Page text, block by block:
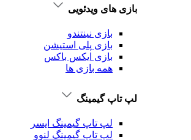
بازی های ویدئویی
بازی نینتندو
بازی پلی استیشن
بازی ایکس باکس
همه بازی ها
لپ تاپ گیمینگ
لپ تاپ گیمینگ ایسر
لپ تاپ گیمینگ لنوو